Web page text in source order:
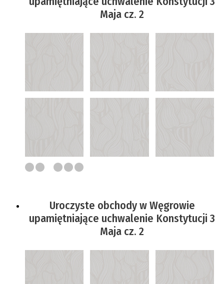
Maja cz. 2
Uroczyste obchody w Węgrowie
upamiętniające uchwalenie Konstytucji 3
Maja cz. 2